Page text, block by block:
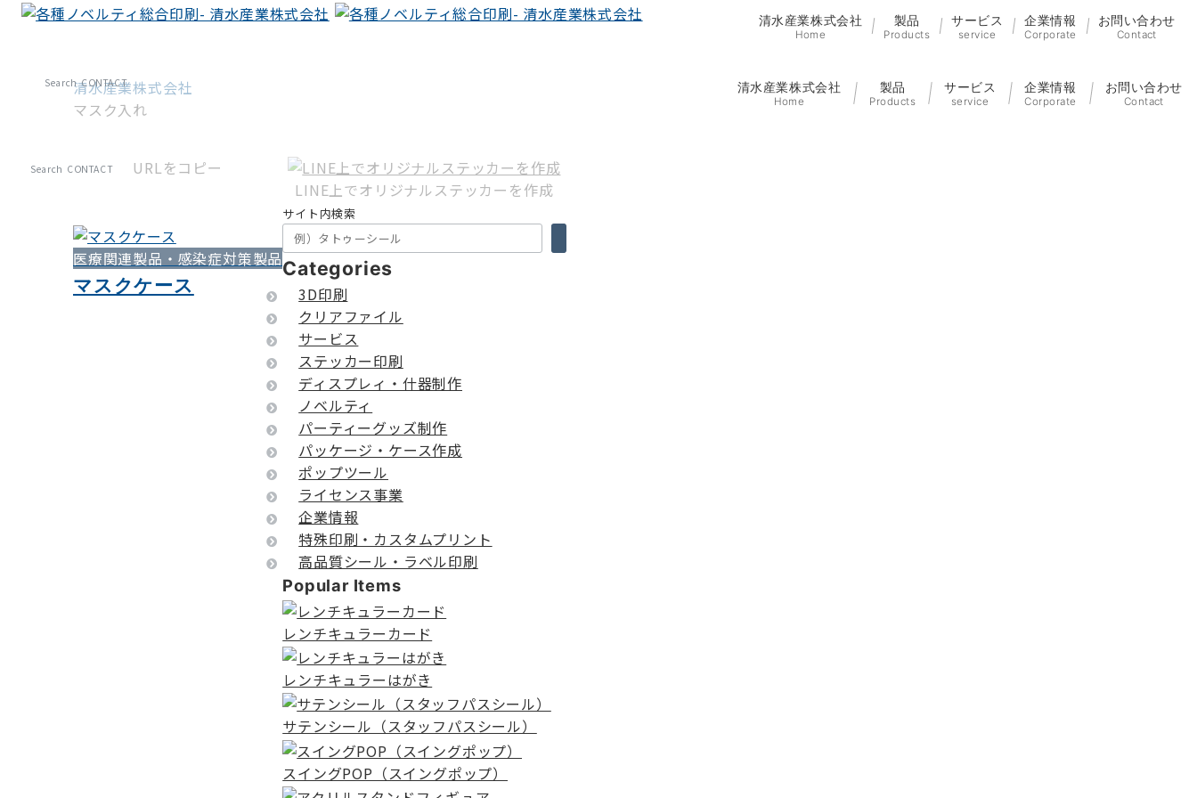
清水産業株式会社
Home
製品
Products
サービス
service
企業情報
Corporate
お問い合わせ
Contact
Search CONTACT
清水産業株式会社
Home
製品
Products
サービス
service
企業情報
Corporate
お問い合わせ
Contact
Search CONTACT
清水産業株式会社
マスク入れ
URLをコピー
医療関連製品・感染症対策製品
マスクケース
LINE上でオリジナルステッカーを作成
サイト内検索
Categories
3D印刷
クリアファイル
サービス
ステッカー印刷
ディスプレィ・什器制作
ノベルティ
パーティーグッズ制作
パッケージ・ケース作成
ポップツール
ライセンス事業
企業情報
特殊印刷・カスタムプリント
高品質シール・ラベル印刷
Popular Items
レンチキュラーカード
レンチキュラーはがき
サテンシール（スタッフパスシール）
スイングPOP（スイングポップ）